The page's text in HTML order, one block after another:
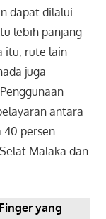
dapat dilalui
lebih panjang
itu, rute lain
juga
antara
40 persen
Malaka dan
yang